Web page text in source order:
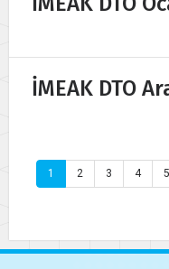
İMEAK DTO
1 2 3 4 5